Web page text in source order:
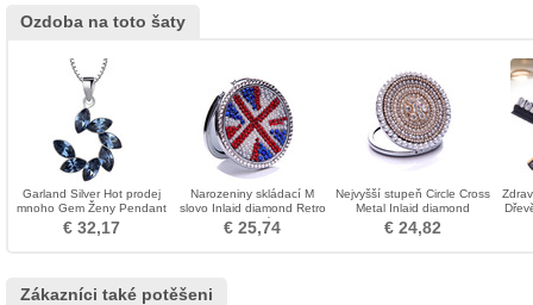
Ozdoba na toto šaty
Garland Silver Hot prodej
mnoho Gem Ženy Pendant
€ 32,17
Narozeniny skládací M
slovo Inlaid diamond Retro
velkoobchodní ozdoba
€ 25,74
Nejvyšší stupeň Circle Cross
Metal Inlaid diamond
Reklama ozdoba
€ 24,82
Zákazníci také potěšeni